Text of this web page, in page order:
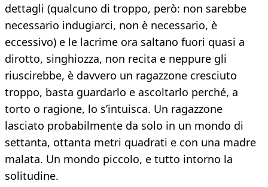
dettagli (qualcuno di troppo, però: non sarebbe
necessario indugiarci, non è necessario, è
eccessivo) e le lacrime ora saltano fuori quasi a
dirotto, singhiozza, non recita e neppure gli
riuscirebbe, è davvero un ragazzone cresciuto
troppo, basta guardarlo e ascoltarlo perché, a
torto o ragione, lo s’intuisca. Un ragazzone
lasciato probabilmente da solo in un mondo di
settanta, ottanta metri quadrati e con una madre
malata. Un mondo piccolo, e tutto intorno la
solitudine.